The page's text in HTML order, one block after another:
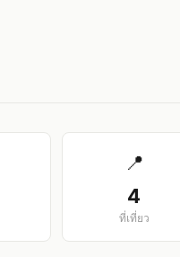
📍
4
ที่เที่ยว